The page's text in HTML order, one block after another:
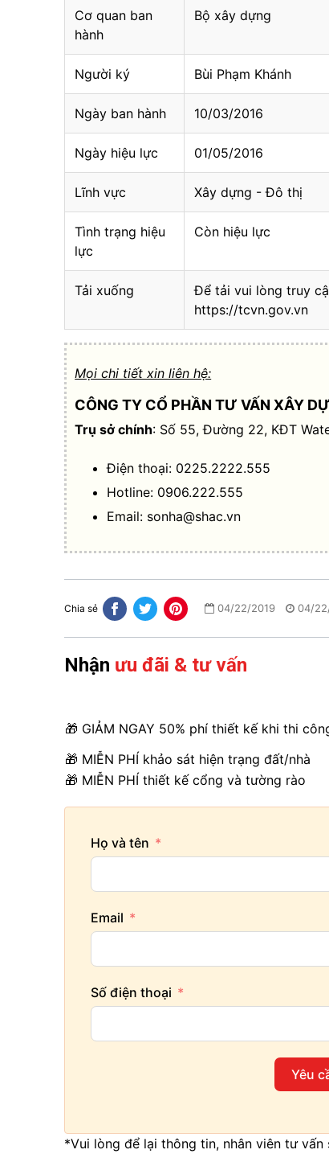
Cơ quan ban
hành
Bộ xây dựng
Người ký Bùi Phạm Khánh
Ngày ban hành 10/03/2016
Ngày hiệu lực 01/05/2016
Lĩnh vực Xây dựng - Đô thị
Tình trạng hiệu
lực
Còn hiệu lực
Tải xuống
Để tải vui lòng truy
https://tcvn.gov.vn
Mọi chi tiết xin liên hệ:
CÔNG TY CỔ PHẦN TƯ VẤN XÂY
Trụ sở chính: Số 55, Đường 22, KĐT
Điện thoại: 0225.2222.555
Hotline: 0906.222.555
Email: sonha@shac.vn
Chia sẻ 04/22/2019 04/
Nhận ưu đãi & tư vấn
🎁 GIẢM NGAY 50% phí thiết kế khi thi
🎁 MIỄN PHÍ khảo sát hiện trạng đất/nhà
🎁 MIỄN PHÍ thiết kế cổng và tường rào
Họ và tên
Email
Số điện thoại
Yêu
*Vui lòng để lại thông tin, nhân viên tư